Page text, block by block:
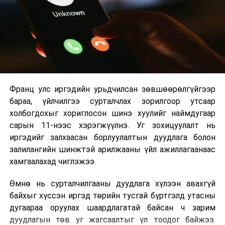
УНШСАН:
ДАРААХ МЭДЭЭ
Үс шинээр үргээлгэх буюу засуулбал сайн
ӨМНӨХ МЭДЭЭ
Зам тээврийн дэд бүтцийг хөгжүүлэх суурь судалгааг
Хотын даргад танилцууллаа
2026 оны 9 дүгээр сарын 1-нээс цахимаар
эхэлнэ.
2026 оны 9 дүгээр сарын 14-нөөс танхимаар
үргэлжилнэ.
2026 оны 9 дүгээр сарын 13-наас оюутнуудыг
дотуур байранд оруулж эхэлнэ.
Сургууль, цэцэрлэгийн үйл ажиллагааны
зохицуулалт
2026 оны 8 дугаар сарын 17–28-ны өдрүүдэд
байранд элсэлт, бүртгэл болон бусад аливаа
арга хэмжээ зохион байгуулахгүй болно.
Франц улс иргэдийн урьдчилсан зөвшөөрөлгүйгээр
бараа, үйлчилгээ сурталчлах зорилгоор утсаар
холбогдохыг хориглосон шинэ хуулийг наймдугаар
сарын 11-нээс хэрэгжүүлнэ. Уг зохицуулалт нь
иргэдийг залхаасан борлуулалтын дуудлага болон
залилангийн шинжтэй арилжааны үйл ажиллагаанаас
хамгаалахад чиглэжээ.
Өмнө нь сурталчилгааны дуудлага хүлээн авахгүй
байхыг хүссэн иргэд төрийн тусгай бүртгэлд утасны
дугаараа оруулах шаардлагатай байсан ч зарим
дуудлагын төв уг жагсаалтыг үл тоодог байжээ.